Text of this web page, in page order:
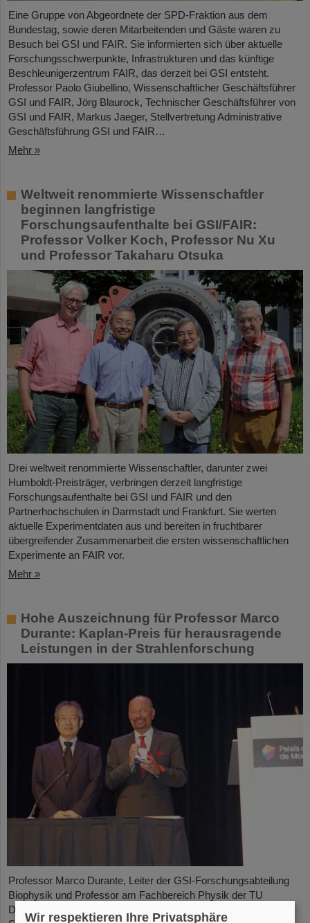
Eine Gruppe von Abgeordnete der SPD-Fraktion aus dem
Bundestag, sowie deren Mitarbeitenden und Gäste waren zu
Besuch bei GSI und FAIR. Sie informierten sich über aktuelle
Forschungsschwerpunkte, Infrastrukturen und das künftige
Beschleunigerzentrum FAIR, das derzeit bei GSI entsteht.
Professor Paolo Giubellino, Wissenschaftlicher Geschäftsführer
GSI und FAIR, Jörg Blaurock, Technischer Geschäftsführer von
GSI und FAIR, Markus Jaeger, Stellvertretung Administrative
Geschäftsführung GSI und FAIR…
Mehr »
Weltweit renommierte Wissenschaftler
beginnen langfristige
Forschungsaufenthalte bei GSI/FAIR:
Professor Volker Koch, Professor Nu Xu
und Professor Takaharu Otsuka
Drei weltweit renommierte Wissenschaftler, darunter zwei
Humboldt-Preisträger, verbringen derzeit langfristige
Forschungsaufenthalte bei GSI und FAIR und den
Partnerhochschulen in Darmstadt und Frankfurt. Sie werten
aktuelle Experimentdaten aus und bereiten in fruchtbarer
übergreifender Zusammenarbeit die ersten wissenschaftlichen
Experimente an FAIR vor.
Mehr »
Hohe Auszeichnung für Professor Marco
Durante: Kaplan-Preis für herausragende
Leistungen in der Strahlenforschung
Professor Marco Durante, Leiter der GSI-Forschungsabteilung
Biophysik und Professor am Fachbereich Physik der TU
Darmstadt, ist von der Internationalen Gesellschaft zur
Wir respektieren Ihre Privatsphäre